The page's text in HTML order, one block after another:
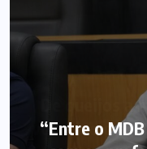
“Entre o